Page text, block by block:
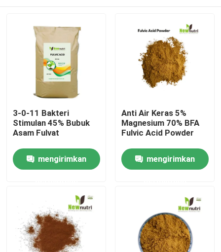
Rumah
Tentang kita
Produk
3-0-11 Bakteri
Stimulan 45% Bubuk
Asam Fulvat
mengirimkan
Anti Air Keras 5%
Magnesium 70% BFA
Fulvic Acid Powder
mengirimkan